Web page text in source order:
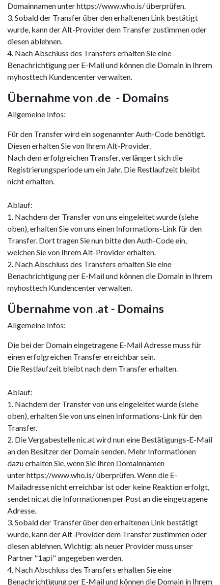
Domainnamen unter https://www.who.is/ überprüfen.
3. Sobald der Transfer über den erhaltenen Link bestätigt
wurde, kann der Alt-Provider dem Transfer zustimmen oder
diesen ablehnen.
4. Nach Abschluss des Transfers erhalten Sie eine
Benachrichtigung per E-Mail und können die Domain in Ihrem
myhosttech Kundencenter verwalten.
Übernahme von .de - Domains
Allgemeine Infos:
Für den Transfer wird ein sogenannter Auth-Code benötigt.
Diesen erhalten Sie von Ihrem Alt-Provider.
Nach dem erfolgreichen Transfer, verlängert sich die
Registrierungsperiode um ein Jahr. Die Restlaufzeit bleibt
nicht erhalten.
Ablauf:
1. Nachdem der Transfer von uns eingeleitet wurde (siehe
oben), erhalten Sie von uns einen Informations-Link für den
Transfer. Dort tragen Sie nun bitte den Auth-Code ein,
welchen Sie von Ihrem Alt-Provider erhalten.
2. Nach Abschluss des Transfers erhalten Sie eine
Benachrichtigung per E-Mail und können die Domain in Ihrem
myhosttech Kundencenter verwalten.
Übernahme von .at - Domains
Allgemeine Infos:
Die bei der Domain eingetragene E-Mail Adresse muss für
einen erfolgreichen Transfer erreichbar sein.
Die Restlaufzeit bleibt nach dem Transfer erhalten.
Ablauf:
1. Nachdem der Transfer von uns eingeleitet wurde (siehe
oben), erhalten Sie von uns einen Informations-Link für den
Transfer.
2. Die Vergabestelle nic.at wird nun eine Bestätigungs-E-Mail
an den Besitzer der Domain senden. Mehr Informationen
dazu erhalten Sie, wenn Sie Ihren Domainnamen
unter https://www.who.is/ überprüfen. Wenn die E-
Mailadresse nicht erreichbar ist oder keine Reaktion erfolgt,
sendet nic.at die Informationen per Post an die eingetragene
Adresse.
3. Sobald der Transfer über den erhaltenen Link bestätigt
wurde, kann der Alt-Provider dem Transfer zustimmen oder
diesen ablehnen. Wichtig: als neuer Provider muss unser
Partner "1api" angegeben werden.
4. Nach Abschluss des Transfers erhalten Sie eine
Benachrichtigung per E-Mail und können die Domain in Ihrem